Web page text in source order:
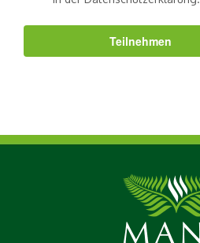
Teilnehmen